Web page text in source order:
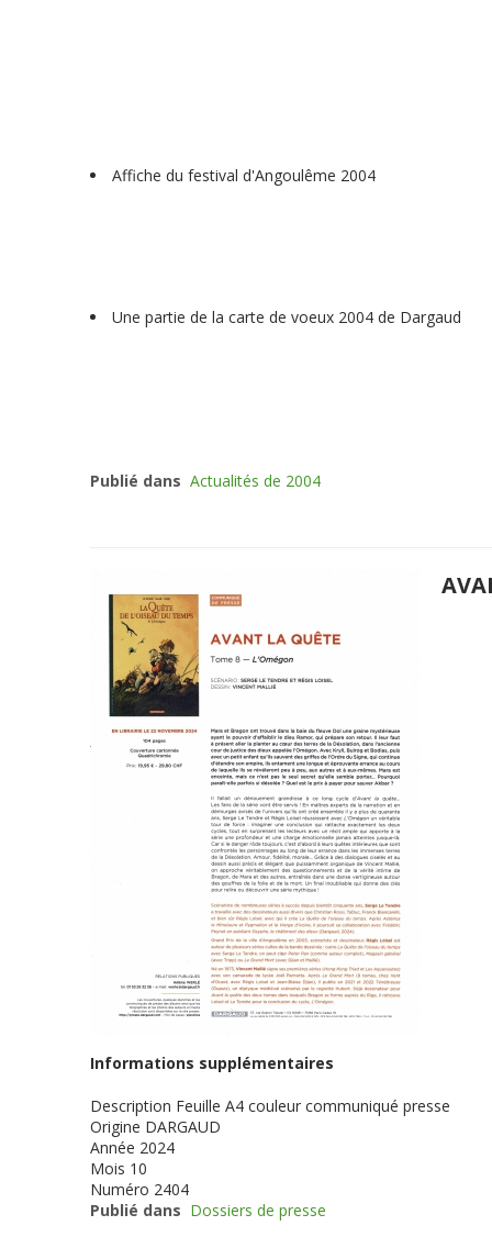
Affiche du festival d'Angoulême 2004
Une partie de la carte de voeux 2004 de Dargaud
Publié dans Actualités de 2004
Informations supplémentaires
Description Feuille A4 couleur communiqué presse
Origine DARGAUD
Année 2024
Mois 10
Numéro 2404
Publié dans Dossiers de presse